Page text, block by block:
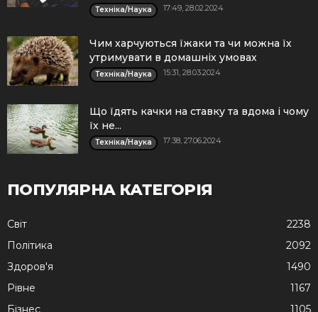
Техніка/Наука 17:49, 28.02.2024
Чим харчуються їжаки та чи можна їх
утримувати в домашніх умовах
Техніка/Наука 15:31, 28.03.2024
Що їдять качки на ставку та вдома і чому
їх не...
Техніка/Наука 17:38, 27.06.2024
ПОПУЛЯРНА КАТЕГОРІЯ
Cвіт
2238
Політика
2092
Здоров'я
1490
Рівне
1167
Бізнес
1105